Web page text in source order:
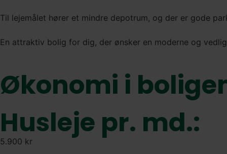
Til lejemålet hører et mindre depotrum, og der er gode
En attraktiv bolig for dig, der ønsker en moderne og
Økonomi i
Husleje pr. md.:
5.900 kr